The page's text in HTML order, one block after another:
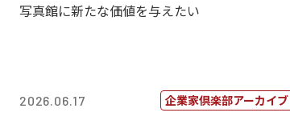
写真館に新たな価値を与えたい
2026.06.17 企業家倶楽部アーカイブ